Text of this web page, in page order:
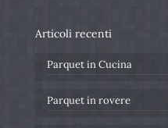
Articoli recenti
Parquet in Cucina
Parquet in rovere